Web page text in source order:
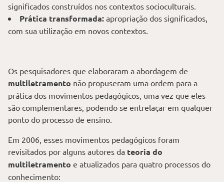
significados construídos nos contextos socioculturais.
Prática transformada: apropriação dos significados,
com sua utilização em novos contextos.
Os pesquisadores que elaboraram a abordagem de
multiletramento não propuseram uma ordem para a
prática dos movimentos pedagógicos, uma vez que eles
são complementares, podendo se entrelaçar em qualquer
ponto do processo de ensino.
Em 2006, esses movimentos pedagógicos foram
revisitados por alguns autores da teoria do
multiletramento e atualizados para quatro processos do
conhecimento: